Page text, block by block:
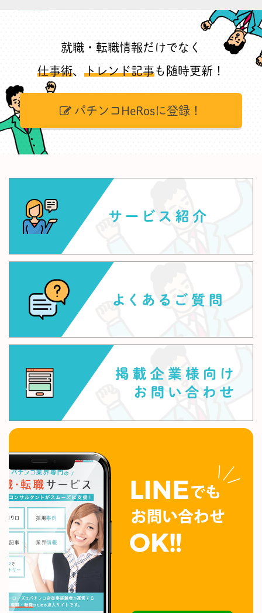
就職・転職情報だけでなく
仕事術、 トレンド記事も随時更新！
パチンコHeRosに登録！